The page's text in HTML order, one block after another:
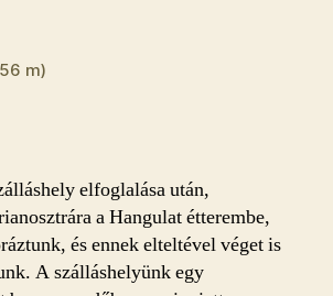
m)
elfoglalása után,
a Hangulat étterembe,
és ennek elteltével véget is
A szálláshelyünk egy